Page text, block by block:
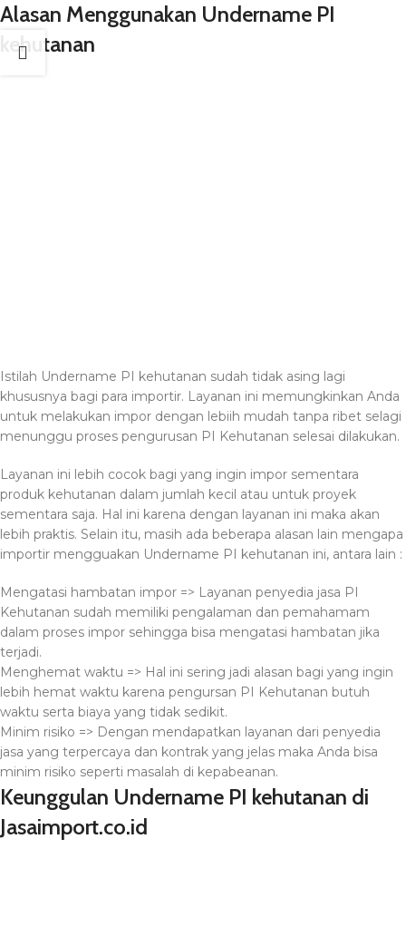
Alasan Menggunakan Undername PI
kehutanan
Istilah Undername PI kehutanan sudah tidak asing lagi
khususnya bagi para importir. Layanan ini memungkinkan Anda
untuk melakukan impor dengan lebiih mudah tanpa ribet selagi
menunggu proses pengurusan PI Kehutanan selesai dilakukan.
Layanan ini lebih cocok bagi yang ingin impor sementara
produk kehutanan dalam jumlah kecil atau untuk proyek
sementara saja. Hal ini karena dengan layanan ini maka akan
lebih praktis. Selain itu, masih ada beberapa alasan lain mengapa
importir mengguakan Undername PI kehutanan ini, antara lain :
Mengatasi hambatan impor => Layanan penyedia jasa PI
Kehutanan sudah memiliki pengalaman dan pemahamam
dalam proses impor sehingga bisa mengatasi hambatan jika
terjadi.
Menghemat waktu => Hal ini sering jadi alasan bagi yang ingin
lebih hemat waktu karena pengursan PI Kehutanan butuh
waktu serta biaya yang tidak sedikit.
Minim risiko => Dengan mendapatkan layanan dari penyedia
jasa yang terpercaya dan kontrak yang jelas maka Anda bisa
minim risiko seperti masalah di kepabeanan.
Keunggulan Undername PI kehutanan di
Jasaimport.co.id